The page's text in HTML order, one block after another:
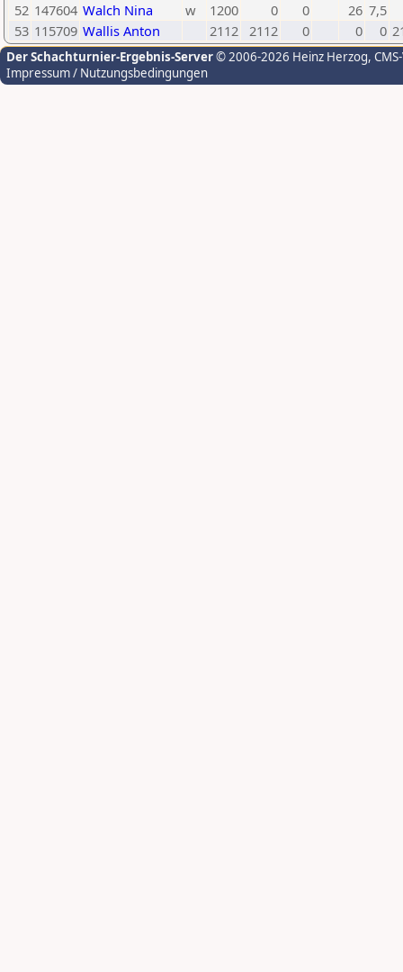
52 147604 Walch Nina w 1200 0 0 26 7,5
53 115709 Wallis Anton 2112 2112 0 0 0
Der Schachturnier-Ergebnis-Server© 2006-2026 Heinz Herzog,
Impressum / Nutzungsbedingungen